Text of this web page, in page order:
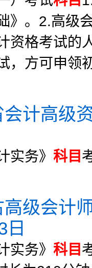
》。2.高级
资格考试的
，方可申领
计高级
实务》 科目
级会计
日
实务》 科目